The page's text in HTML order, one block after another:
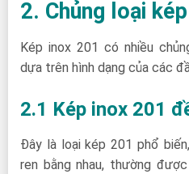
2. Chủng loại
Kép inox 201 có nhiều
dựa trên hình dạng của các
2.1 Kép inox 201
Đây là loại kép 201 phổ
ren bằng nhau, thường